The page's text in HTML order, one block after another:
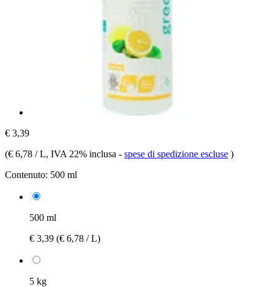
€ 3,39
(€ 6,78 / L, IVA 22% inclusa - spese di spedizione escluse )
Contenuto: 500 ml
500 ml
€ 3,39 (€ 6,78 / L)
5 kg